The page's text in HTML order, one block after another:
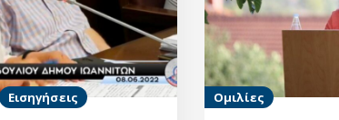
Εισηγήσεις Ομιλίες